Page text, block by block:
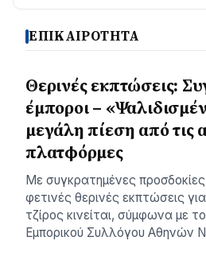
ΕΠΙΚΑΙΡΟΤΗΤΑ
Θερινές εκπτώσεις:
έμποροι –
μεγάλη πίεση από τις
πλατφόρμες
Με συγκρατημένες προσδοκίες
φετινές θερινές εκπτώσεις
τζίρος κινείται, σύμφωνα με
Εμπορικού Συλλόγου Αθηνών